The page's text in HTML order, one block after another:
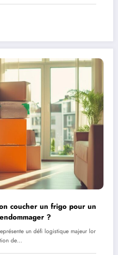
coucher un frigo pour un
?
un défi logistique majeur lor
de…